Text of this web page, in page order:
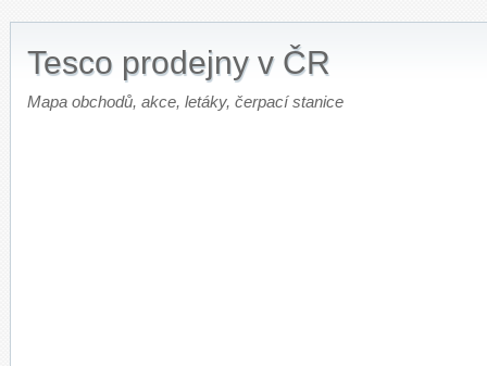
Tesco prodejny v ČR
Mapa obchodů, akce, letáky, čerpací stanice